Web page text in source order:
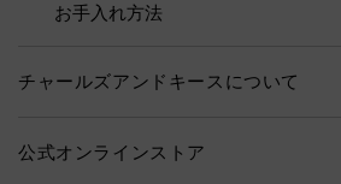
お手入れ方法
チャールズアンドキースについて
公式オンラインストア